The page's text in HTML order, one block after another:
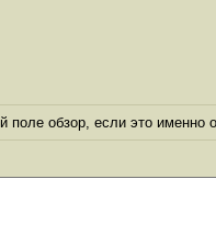
поле обзор, если это именно